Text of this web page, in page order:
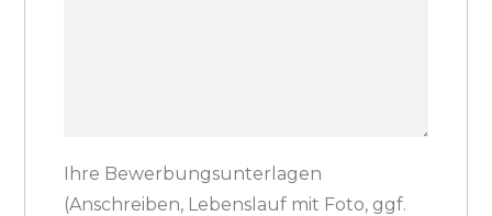
Ihre Bewerbungsunterlagen
(Anschreiben, Lebenslauf mit Foto, ggf.